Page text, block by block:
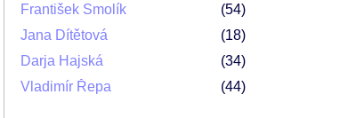
František Smolík
54
Jana Dítětová
18
Darja Hajská
34
Vladimír Řepa
44